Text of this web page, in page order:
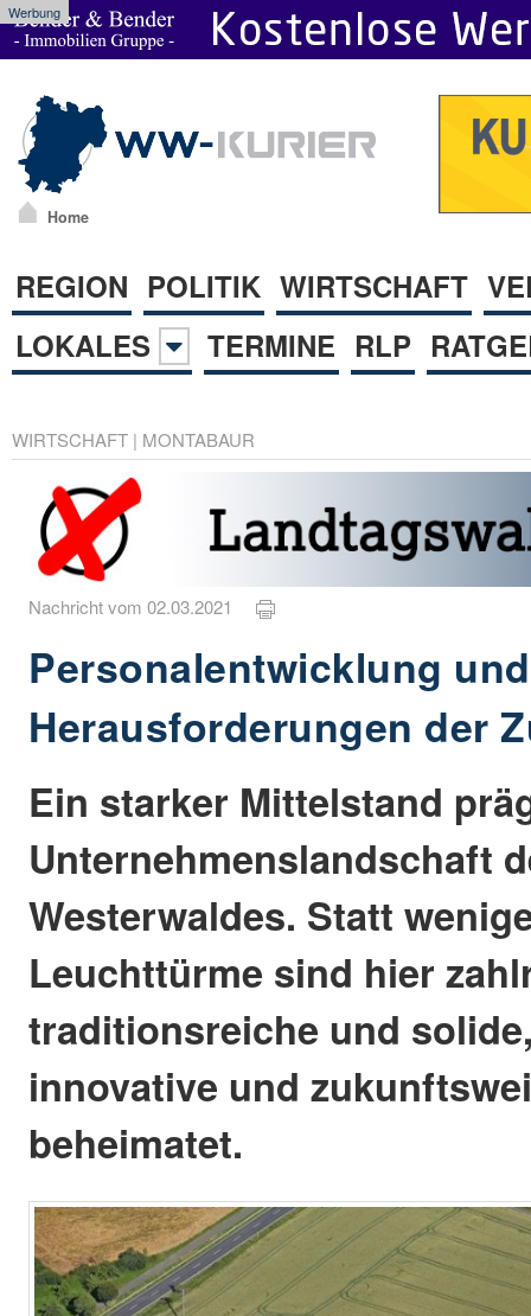
Werbung
Home
REGION POLITIK WIRTSCHAFT
LOKALES
TERMINE RLP
WIRTSCHAFT | MONTABAUR
Nachricht vom 02.03.2021
Personalentwicklung
Herausforderungen der
Ein starker Mittelstand
Unternehmenslandschaft
Westerwaldes. Statt
Leuchttürme sind hier
traditionsreiche und
innovative und
beheimatet.